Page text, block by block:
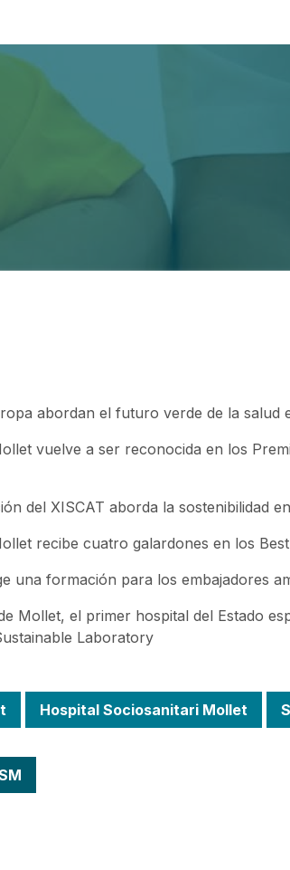
abordan el futuro verde de la salud
vuelve a ser reconocida en los
del XISCAT aborda la sostenibilidad
recibe cuatro galardones en los
una formación para los embajadores
Mollet, el primer hospital del Estado
Laboratory
Hospital Sociosanitari Mollet